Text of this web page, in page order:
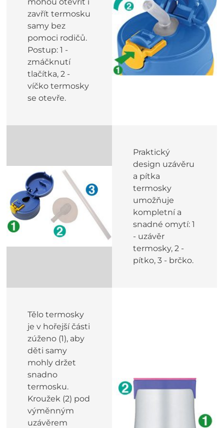
zavřít termosku
samy bez
pomoci rodičů.
Postup: 1 -
zmáčknutí
tlačítka, 2 -
víčko termosky
se otevře.
Praktický
design uzávěru
a pítka
termosky
umožňuje
kompletní a
snadné omytí: 1
- uzávěr
termosky, 2 -
pítko, 3 - brčko.
Tělo termosky
je v hořejší části
zúženo (1), aby
děti samy
mohly držet
snadno
termosku.
Kroužek (2) pod
výměnným
uzávěrem